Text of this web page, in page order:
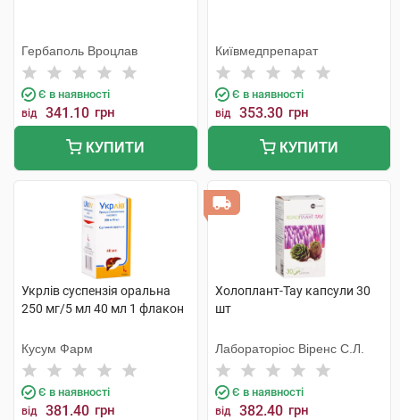
Гербаполь Вроцлав
Є в наявності
від 341.10 грн
КУПИТИ
Київмедпрепарат
Є в наявності
від 353.30 грн
КУПИТИ
Укрлів суспензія оральна
250 мг/5 мл 40 мл 1 флакон
Кусум Фарм
Є в наявності
від 381.40 грн
Холоплант-Тау капсули 30
шт
Лабораторіос Віренс С.Л.
Є в наявності
від 382.40 грн